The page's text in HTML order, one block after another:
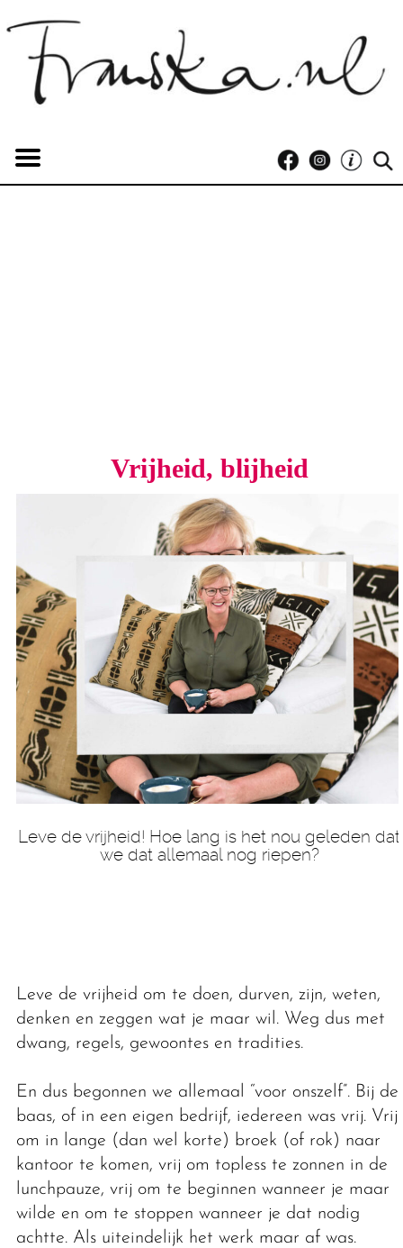
Vrijheid, blijheid
Leve de vrijheid! Hoe lang is het nou geleden dat
we dat allemaal nog riepen?
Leve de vrijheid om te doen, durven, zijn, weten,
denken en zeggen wat je maar wil. Weg dus met
dwang, regels, gewoontes en tradities.
En dus begonnen we allemaal “voor onszelf”. Bij de
baas, of in een eigen bedrijf, iedereen was vrij. Vrij
om in lange (dan wel korte) broek (of rok) naar
kantoor te komen, vrij om topless te zonnen in de
lunchpauze, vrij om te beginnen wanneer je maar
wilde en om te stoppen wanneer je dat nodig
achtte. Als uiteindelijk het werk maar af was.